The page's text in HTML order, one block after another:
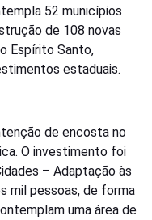
52 municípios
de 108 novas
Espírito Santo,
estaduais.
de encosta no
O investimento foi
– Adaptação às
mil pessoas, de forma
uma área de